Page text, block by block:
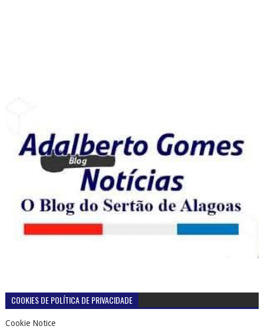
COOKIES DE POLÍTICA DE PRIVACIDADE
Cookie Notice